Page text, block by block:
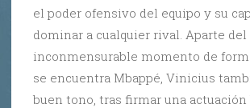
el poder ofensivo del equipo y su
dominar a cualquier rival. Aparte del
inconmensurable momento de
se encuentra Mbappé, Vinicius
buen tono, tras firmar una